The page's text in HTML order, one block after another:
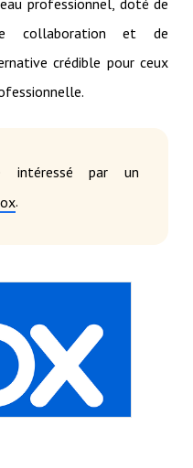
collaboration et de
crédible pour ceux
intéressé par un
.